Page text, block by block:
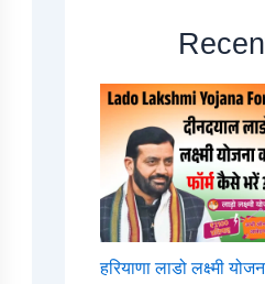
हरियाणा लाडो लक्ष्मी